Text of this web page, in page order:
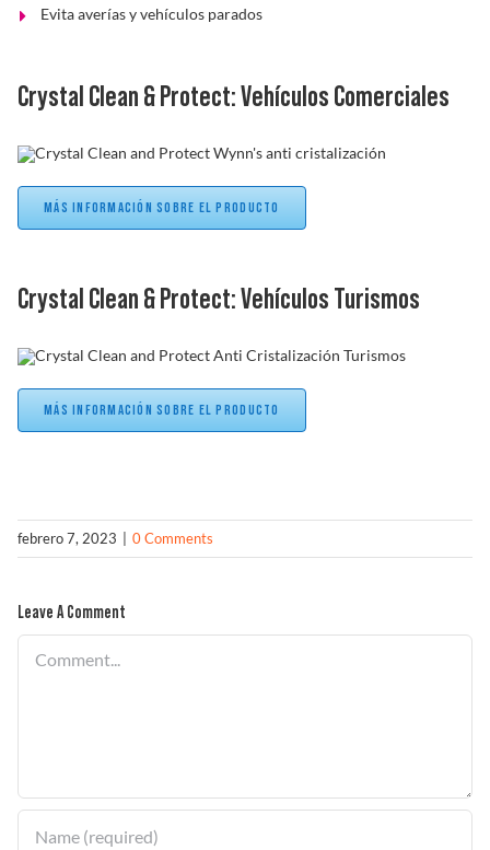
Evita averías y vehículos parados
Crystal Clean & Protect: Vehículos Comerciales
MÁS INFORMACIÓN SOBRE EL PRODUCTO
Crystal Clean & Protect: Vehículos Turismos
MÁS INFORMACIÓN SOBRE EL PRODUCTO
febrero 7, 2023 0 Comments
Leave A Comment